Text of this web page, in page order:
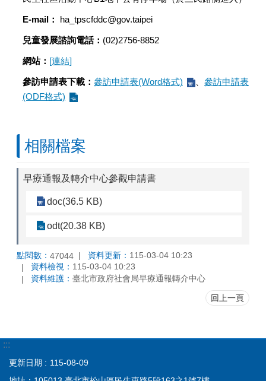
E-mail： ha_tpscfddc@gov.taipei
兒童發展諮詢電話： (02)2756-8852
網站： [連結]
參訪申請表下載： 參訪申請表(Word格式)
參訪申請表
(ODF格式)
相關檔案
早療通報及轉介中心參觀申請書
doc(36.5 KB)
odt(20.38 KB)
點閱數： 47044 資料更新： 115-03-04 10:23
資料檢視： 115-03-04 10:23
資料維護： 臺北市政府社會局早療通報轉介中心
回上一頁
:::
更新日期
115-08-09